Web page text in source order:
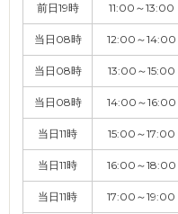
前日19時 11:00～13:00
当日08時 12:00～14:00
当日08時 13:00～15:00
当日08時 14:00～16:00
当日11時 15:00～17:00
当日11時 16:00～18:00
当日11時 17:00～19:00